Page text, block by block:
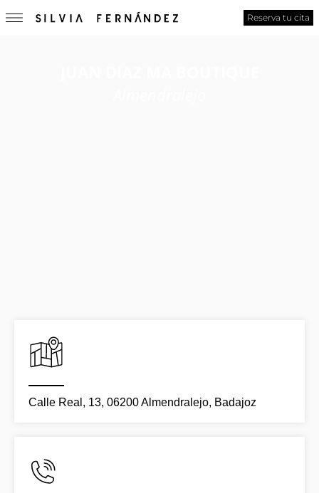
Reserva tu cita
Calle Real, 13, 06200 Almendralejo, Badajoz